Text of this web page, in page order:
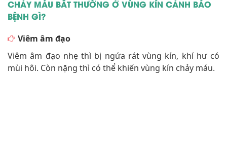
CHẢY MÁU BẤT THƯỜNG Ở VÙNG KÍN CẢNH BÁO
BỆNH GÌ?
Viêm âm đạo
Viêm âm đạo nhẹ thì bị ngứa rát vùng kín, khí hư có
mùi hôi. Còn nặng thì có thể khiến vùng kín chảy máu.